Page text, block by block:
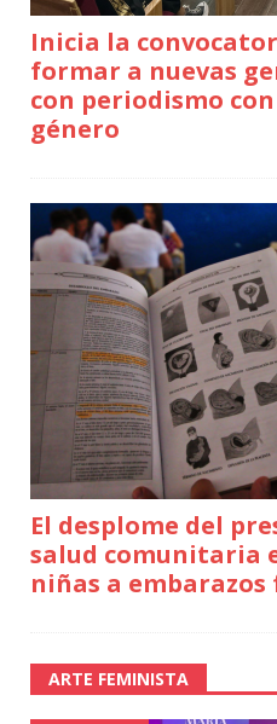
Inicia la
formar a nuevas
con periodismo
género
El desplome del
salud comunitaria
niñas a embarazos
ARTE FEMINISTA